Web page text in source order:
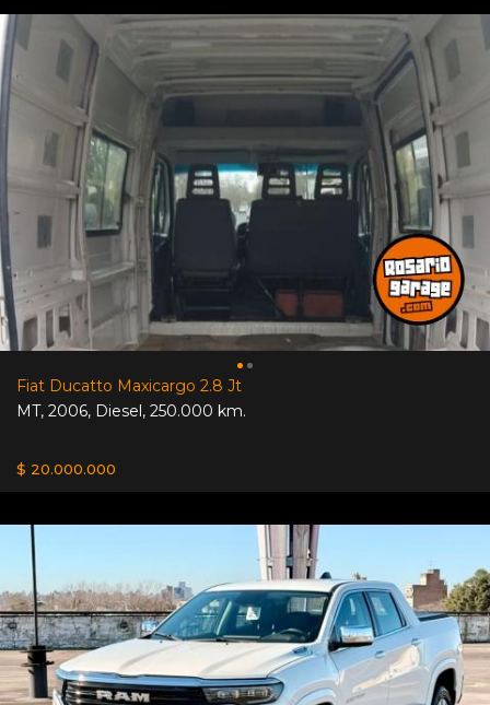
Fiat Ducatto Maxicargo 2.8 Jt
MT, 2006, Diesel, 250.000 km.
$ 20.000.000